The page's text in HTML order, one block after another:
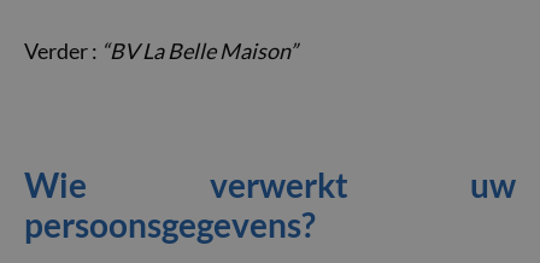
Verder : “BV La Belle Maison”
Wie verwerkt uw
persoonsgegevens?